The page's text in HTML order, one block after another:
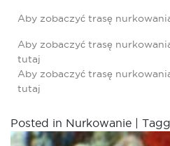
Aby zobaczyć trasę
Aby zobaczyć trasę
tutaj
Aby zobaczyć trasę
tutaj
Posted in Nurkowanie |